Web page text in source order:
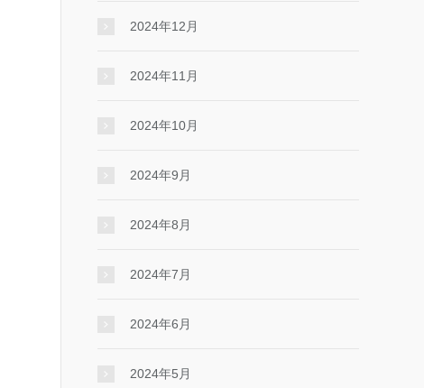
2024年12月
2024年11月
2024年10月
2024年9月
2024年8月
2024年7月
2024年6月
2024年5月